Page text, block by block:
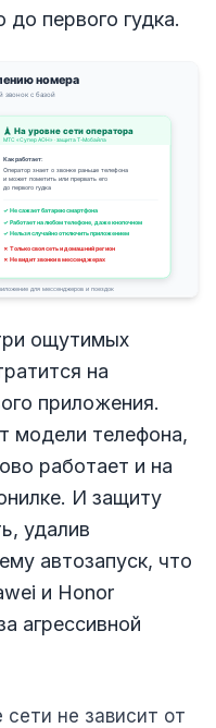
до первого гудка.
ощутимых
на
приложения.
модели телефона,
работает и на
И защиту
удалив
автозапуск, что
и Honor
агрессивной
не зависит от